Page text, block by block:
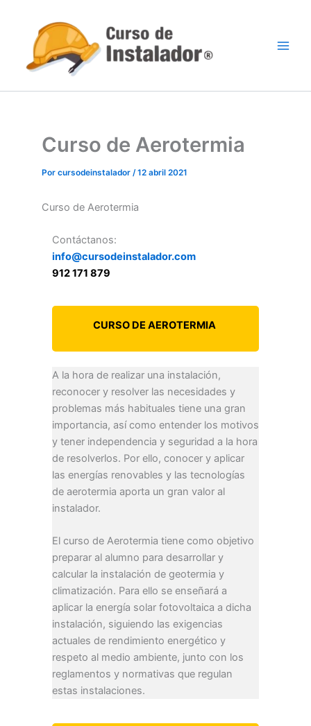
contenido
Curso de Aerotermia
Por cursodeinstalador /12 abril 2021
Curso de Aerotermia
Contáctanos:
info@cursodeinstalador.com
912 171 879
CURSO DE AEROTERMIA
A la hora de realizar una instalación,
reconocer y resolver las necesidades y
problemas más habituales tiene una gran
importancia, así como entender los motivos
y tener independencia y seguridad a la hora
de resolverlos. Por ello, conocer y aplicar
las energías renovables y las tecnologías
de aerotermia aporta un gran valor al
instalador.
El curso de Aerotermia tiene como objetivo
preparar al alumno para desarrollar y
calcular la instalación de geotermia y
climatización. Para ello se enseñará a
aplicar la energía solar fotovoltaica a dicha
instalación, siguiendo las exigencias
actuales de rendimiento energético y
respeto al medio ambiente, junto con los
reglamentos y normativas que regulan
estas instalaciones.